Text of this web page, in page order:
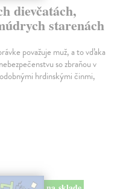
dievčatách,
starenách
považuje muž, a to vďaka
so zbraňou v
hrdinskými činmi,